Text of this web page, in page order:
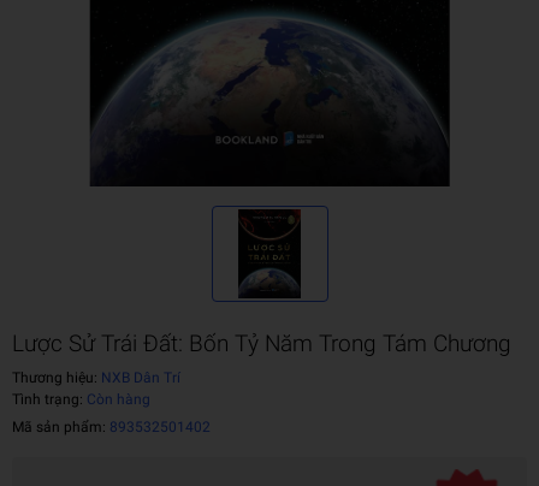
Lược Sử Trái Đất: Bốn Tỷ Năm Trong Tám Chương
Thương hiệu: NXB Dân Trí
Tình trạng: Còn hàng
Mã sản phẩm: 893532501402